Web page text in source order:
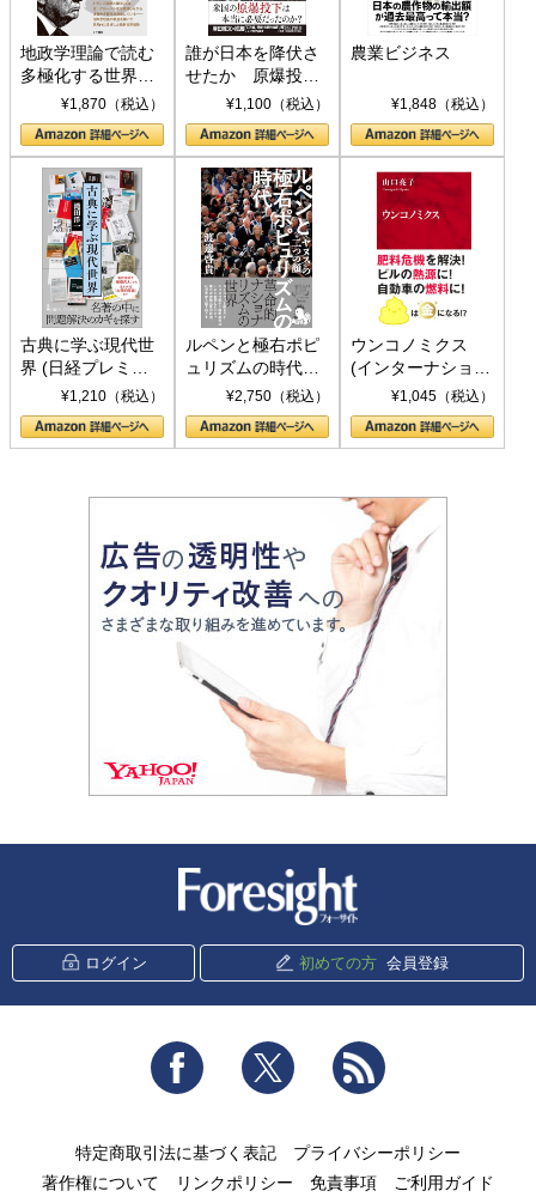
地政学理論で読む
多極化する世界：
トランプとBRICS
の挑戦
¥1,870（税込）
誰が日本を降伏さ
せたか 原爆投
下、ソ連参戦、そ
して聖断 (PHP新
書)
¥1,100（税込）
農業ビジネス
¥1,848（税込）
古典に学ぶ現代世
界 (日経プレミア
シリーズ)¥1,210（税込）
ルペンと極右ポピ
ュリズムの時代：
〈ヤヌス〉の二つ
の顔
¥2,750（税込）
ウンコノミクス
(インターナショナ
ル新書)¥1,045（税込）
ログイン 初めての方 会員登録
Facebook Twitter
特定商取引法に基づく表記
プライバシーポリシー
著作権について
リンクポリシー 免責事項 ご利用ガイド